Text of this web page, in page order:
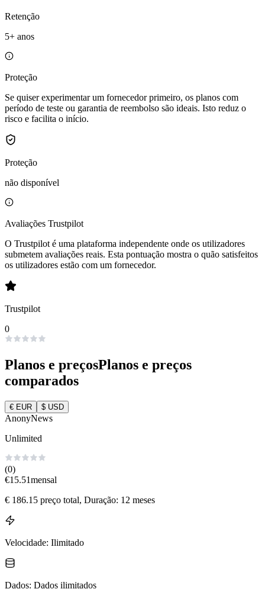
Retenção
5+ anos
Proteção
Se quiser experimentar um fornecedor primeiro, os planos com
período de teste ou garantia de reembolso são ideais. Isto reduz o
risco e facilita o início.
Proteção
não disponível
Avaliações Trustpilot
O Trustpilot é uma plataforma independente onde os utilizadores
submetem avaliações reais. Esta pontuação mostra o quão satisfeitos
os utilizadores estão com um fornecedor.
Trustpilot
0
Planos e preçosPlanos e preços
comparados
€ EUR $ USD
AnonyNews
Unlimited
(0)
€15.51mensal
€ 186.15 preço total, Duração: 12 meses
Velocidade: Ilimitado
Dados: Dados ilimitados